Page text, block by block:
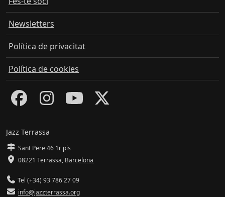
Newsletters
Política de privacitat
Política de cookies
Jazz Terrassa
Sant Pere 46 1r pis
08221 Terrassa, Barcelona
Tel (+34) 93 786 27 09
info@jazzterrassa.org